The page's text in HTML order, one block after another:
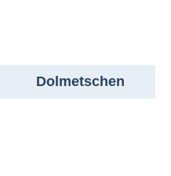
Dolmetschen